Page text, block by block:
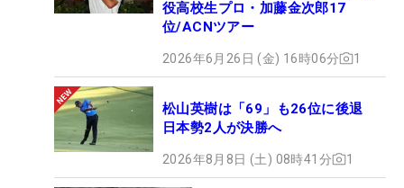
役高校生プロ・加藤金次郎17
位/ACNツアー
2026年6月26日 (金) 16時06分 1
松山英樹は「69」も26位に後退
日本勢2人が決勝へ
2026年8月8日 (土) 08時41分 1